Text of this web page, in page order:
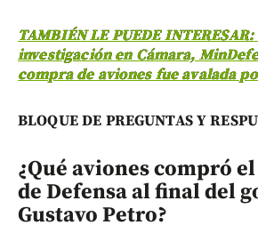
TAMBIÉN LE PUEDE
investigación en Cámara,
compra de aviones fue avalada
BLOQUE DE PREGUNTAS Y
¿Qué aviones compró
de Defensa al final del
Gustavo Petro?